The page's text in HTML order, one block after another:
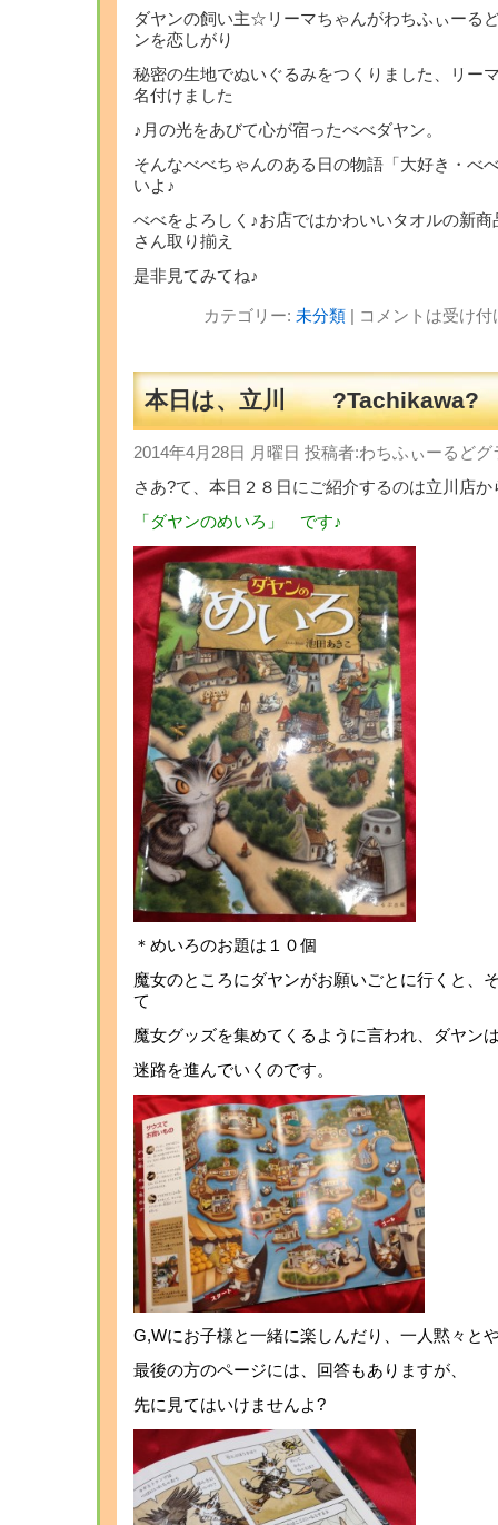
ダヤンの飼い主☆リーマちゃんがわちふぃーる
ンを恋しがり
秘密の生地でぬいぐるみをつくりました、リー
名付けました
♪月の光をあびて心が宿ったべべダヤン。
そんなべべちゃんのある日の物語「大好き・べ
いよ♪
べべをよろしく♪お店ではかわいいタオルの新
さん取り揃え
是非見てみてね♪
カテゴリー: 未分類| コメントは受け
本日は、立川 ?Tachikawa?
2014年4月28日 月曜日 投稿者:わちふぃーるど
さあ?て、本日２８日にご紹介するのは立川店か
「ダヤンのめいろ」 です♪
＊めいろのお題は１０個
魔女のところにダヤンがお願いごとに行くと、
て
魔女グッズを集めてくるように言われ、ダヤン
迷路を進んでいくのです。
G,Wにお子様と一緒に楽しんだり、一人黙々と
最後の方のページには、回答もありますが、
先に見てはいけませんよ?